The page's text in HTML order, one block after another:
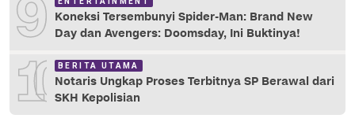
9
Koneksi Tersembunyi Spider-Man: Brand New
Day dan Avengers: Doomsday, Ini Buktinya!
10 BERITA UTAMA
Notaris Ungkap Proses Terbitnya SP Berawal dari
SKH Kepolisian